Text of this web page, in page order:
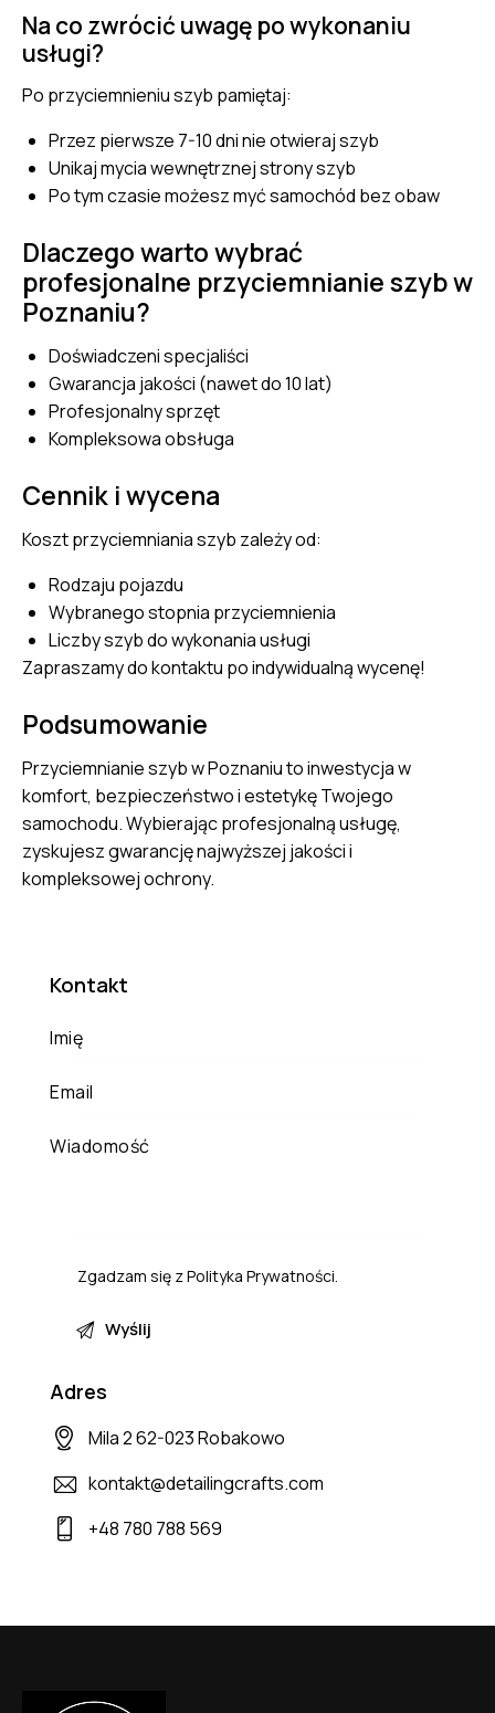
Na co zwrócić uwagę po wykonaniu
usługi?
Po przyciemnieniu szyb pamiętaj:
Przez pierwsze 7-10 dni nie otwieraj szyb
Unikaj mycia wewnętrznej strony szyb
Po tym czasie możesz myć samochód bez obaw
Dlaczego warto wybrać
profesjonalne przyciemnianie szyb w
Poznaniu?
Doświadczeni specjaliści
Gwarancja jakości (nawet do 10 lat)
Profesjonalny sprzęt
Kompleksowa obsługa
Cennik i wycena
Koszt przyciemniania szyb zależy od:
Rodzaju pojazdu
Wybranego stopnia przyciemnienia
Liczby szyb do wykonania usługi
Zapraszamy do kontaktu po indywidualną wycenę!
Podsumowanie
Przyciemnianie szyb w Poznaniu to inwestycja w
komfort, bezpieczeństwo i estetykę Twojego
samochodu. Wybierając profesjonalną usługę,
zyskujesz gwarancję najwyższej jakości i
kompleksowej ochrony.
Kontakt
Zgadzam się zPolityka Prywatności.
Adres
Mila 2 62-023 Robakowo
kontakt@detailingcrafts.com
+48 780 788 569